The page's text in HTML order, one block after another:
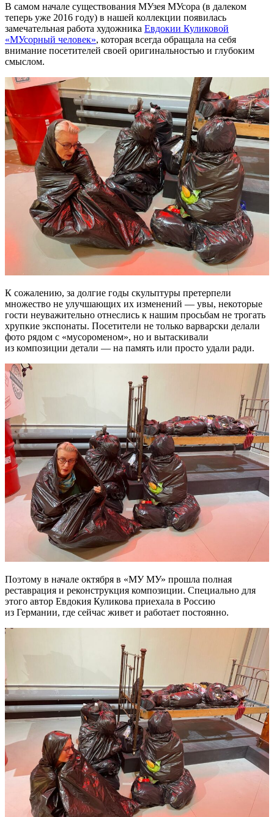
В самом начале существования МУзея МУсора (в далеком
теперь уже 2016 году) в нашей коллекции появилась
замечательная работа художника Евдокии Куликовой
«МУсорный человек», которая всегда обращала на себя
внимание посетителей своей оригинальностью и глубоким
смыслом.
К сожалению, за долгие годы скульптуры претерпели
множество не улучшающих их изменений — увы, некоторые
гости неуважительно отнеслись к нашим просьбам не трогать
хрупкие экспонаты. Посетители не только варварски делали
фото рядом с «мусороменом», но и вытаскивали
из композиции детали — на память или просто удали ради.
Поэтому в начале октября в «МУ МУ» прошла полная
реставрация и реконструкция композиции. Специально для
этого автор Евдокия Куликова приехала в Россию
из Германии, где сейчас живет и работает постоянно.